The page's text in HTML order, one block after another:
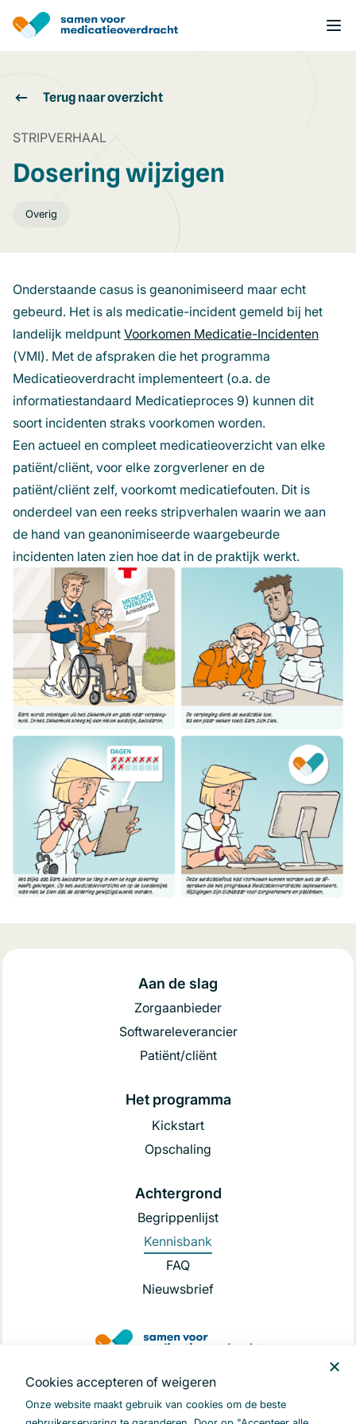
Overslaan
en
gaan
Cookies accepteren of weigeren
Onze website maakt gebruik van cookies om de beste
Terug naar overzicht
STRIPVERHAAL
Dosering wijzigen
Overig
Onderstaande casus is geanonimiseerd maar echt
gebeurd. Het is als medicatie-incident gemeld bij het
landelijk meldpunt Voorkomen Medicatie-Incidenten
(VMI). Met de afspraken die het programma
Medicatieoverdracht implementeert (o.a. de
informatiestandaard Medicatieproces 9) kunnen dit
soort incidenten straks voorkomen worden.
Een actueel en compleet medicatieoverzicht van elke
patiënt/cliënt, voor elke zorgverlener en de
patiënt/cliënt zelf, voorkomt medicatiefouten. Dit is
onderdeel van een reeks stripverhalen waarin we aan
de hand van geanonimiseerde waargebeurde
incidenten laten zien hoe dat in de praktijk werkt.
Aan de slag
Zorgaanbieder
Softwareleverancier
Patiënt/cliënt
Het programma
Kickstart
Opschaling
Achtergrond
Begrippenlijst
Kennisbank
FAQ
Nieuwsbrief
.